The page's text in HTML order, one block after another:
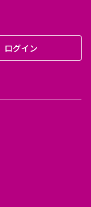
ログイン